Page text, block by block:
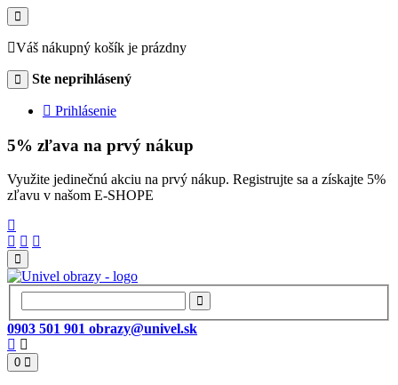
Váš nákupný košík je prázdny
Ste neprihlásený
Prihlásenie
5% zľava na prvý nákup
Využite jedinečnú akciu na prvý nákup. Registrujte sa a získajte 5%
zľavu v našom E-SHOPE
0903 501 901 obrazy@univel.sk
0